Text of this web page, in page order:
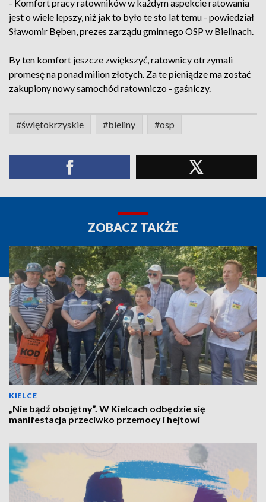
- Komfort pracy ratowników w każdym aspekcie ratowania
jest o wiele lepszy, niż jak to było te sto lat temu - powiedział
Sławomir Bęben, prezes zarządu gminnego OSP w Bielinach.
By ten komfort jeszcze zwiększyć, ratownicy otrzymali
promesę na ponad milion złotych. Za te pieniądze ma zostać
zakupiony nowy samochód ratowniczo - gaśniczy.
#świętokrzyskie #bieliny #osp
ZOBACZ TAKŻE
KIELCE
„Nie bądź obojętny”. W Kielcach odbędzie się
manifestacja przeciwko przemocy i hejtowi